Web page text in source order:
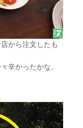
から注文したも
辛かったかな。